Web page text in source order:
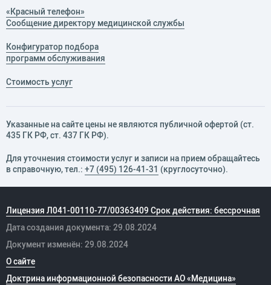
«Красный телефон»
Сообщение директору медицинской службы
Конфигуратор подбора
программ обслуживания
Стоимость услуг
Указанные на сайте цены не являются публичной офертой (ст.
435 ГК РФ, cт. 437 ГК РФ).
Для уточнения стоимости услуг и записи на прием обращайтесь
в справочную, тел.: +7 (495) 126-41-31 (круглосуточно).
Лицензия Л041-00110-77/00363409 Срок действия: бессрочная
Дата создания документа: 29.08.2024
Документ изменён: 29.08.2024
О сайте
Доктрина информационной безопасности АО «Медицина»